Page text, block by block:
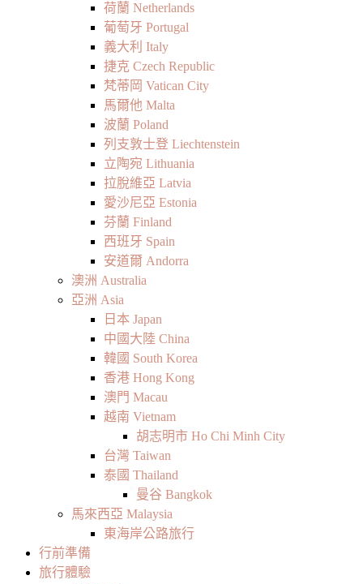
荷蘭 Netherlands
葡萄牙 Portugal
義大利 Italy
捷克 Czech Republic
梵蒂岡 Vatican City
馬爾他 Malta
波蘭 Poland
列支敦士登 Liechtenstein
立陶宛 Lithuania
拉脫維亞 Latvia
愛沙尼亞 Estonia
芬蘭 Finland
西班牙 Spain
安道爾 Andorra
澳洲 Australia
亞洲 Asia
日本 Japan
中國大陸 China
韓國 South Korea
香港 Hong Kong
澳門 Macau
越南 Vietnam
胡志明市 Ho Chi Minh City
台灣 Taiwan
泰國 Thailand
曼谷 Bangkok
馬來西亞 Malaysia
東海岸公路旅行
行前準備
旅行體驗